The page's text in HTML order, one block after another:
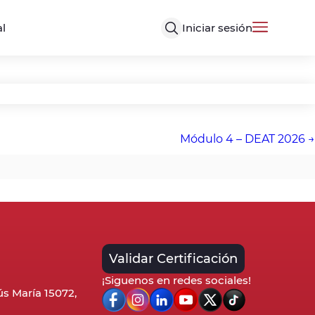
Iniciar sesión
Módulo 4 – DEAT 2026
María 15072,
Validar Certificación
¡Siguenos en redes sociales!